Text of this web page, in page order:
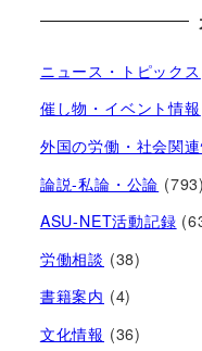
ニュース・トピックス
催し物・イベント情報
外国の労働・社会関
論説-私論・公論 (793)
ASU-NET活動記録
労働相談 (38)
書籍案内 (4)
文化情報 (36)